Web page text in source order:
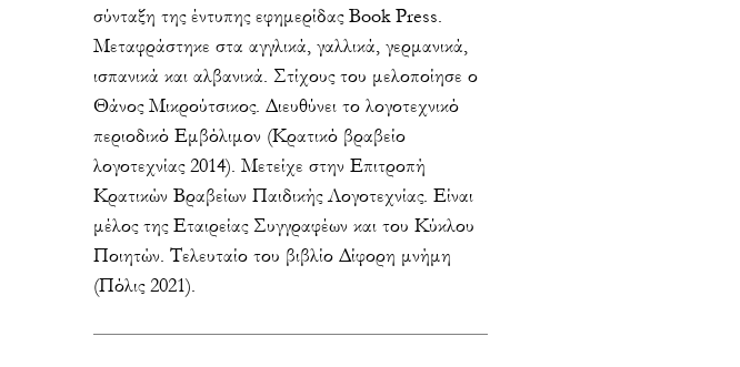
σύνταξη της έντυπης εφημερίδας Book Press.
Μεταφράστηκε στα αγγλικά, γαλλικά, γερμανικά,
ισπανικά και αλβανικά. Στίχους του μελοποίησε ο
Θάνος Μικρούτσικος. Διευθύνει το λογοτεχνικό
περιοδικό Εμβόλιμον (Κρατικό βραβείο
λογοτεχνίας 2014). Μετείχε στην Επιτροπή
Κρατικών Βραβείων Παιδικής Λογοτεχνίας. Είναι
μέλος της Εταιρείας Συγγραφέων και του Κύκλου
Ποιητών. Τελευταίο του βιβλίο Δίφορη μνήμη
(Πόλις 2021).